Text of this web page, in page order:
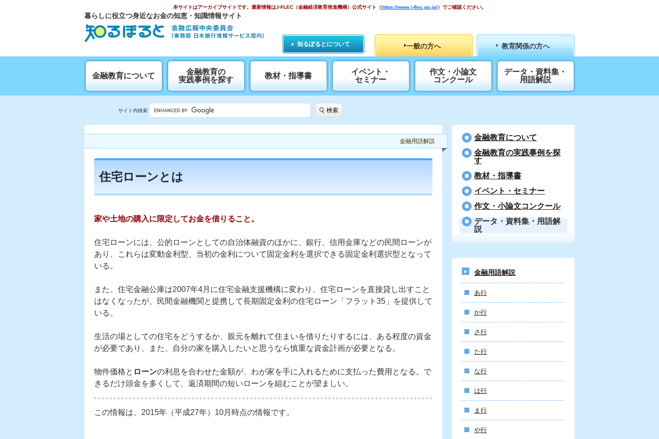
本サイトはアーカイブサイトです。 最新情報はJ-FLEC（金融経済教育推進機構）公式サイト （https://www.j-flec.go.jp/）でご確認ください。
暮らしに役立つ身近なお金の知恵・知識情報サイト
知るぽるとについて 一般の方へ 教育関係の方へ
金融教育について
⾦融教育の
実践事例を探す
教材・指導書
イベント・
セミナー
作文・小論文
コンクール
データ・資料集・
用語解説
サイト内検索 検索
金融用語解説
住宅ローンとは
家や土地の購入に限定してお金を借りること。
住宅ローンには、公的ローンとしての自治体融資のほかに、銀行、信用金庫などの民間ローンが
あり、これらは変動金利型、当初の金利について固定金利を選択できる固定金利選択型となって
いる。
また、住宅金融公庫は2007年4月に住宅金融支援機構に変わり、住宅ローンを直接貸し出すこと
はなくなったが、民間金融機関と提携して長期固定金利の住宅ローン「フラット35」を提供して
いる。
生活の場としての住宅をどうするか、親元を離れて住まいを借りたりするには、ある程度の資金
が必要であり、また、自分の家を購入したいと思うなら慎重な資金計画が必要となる。
物件価格と ローンの利息を合わせた金額が、わが家を手に入れるために支払った費用となる。で
きるだけ頭金を多くして、返済期間の短いローンを組むことが望ましい。
この情報は、2015年（平成27年）10月時点の情報です。
金融教育について
⾦融教育の実践事例を探
す
教材・指導書
イベント・セミナー
作文・小論文コンクール
データ・資料集・用語解
説
金融用語解説
あ行
か行
さ行
た行
な行
は行
ま行
や行